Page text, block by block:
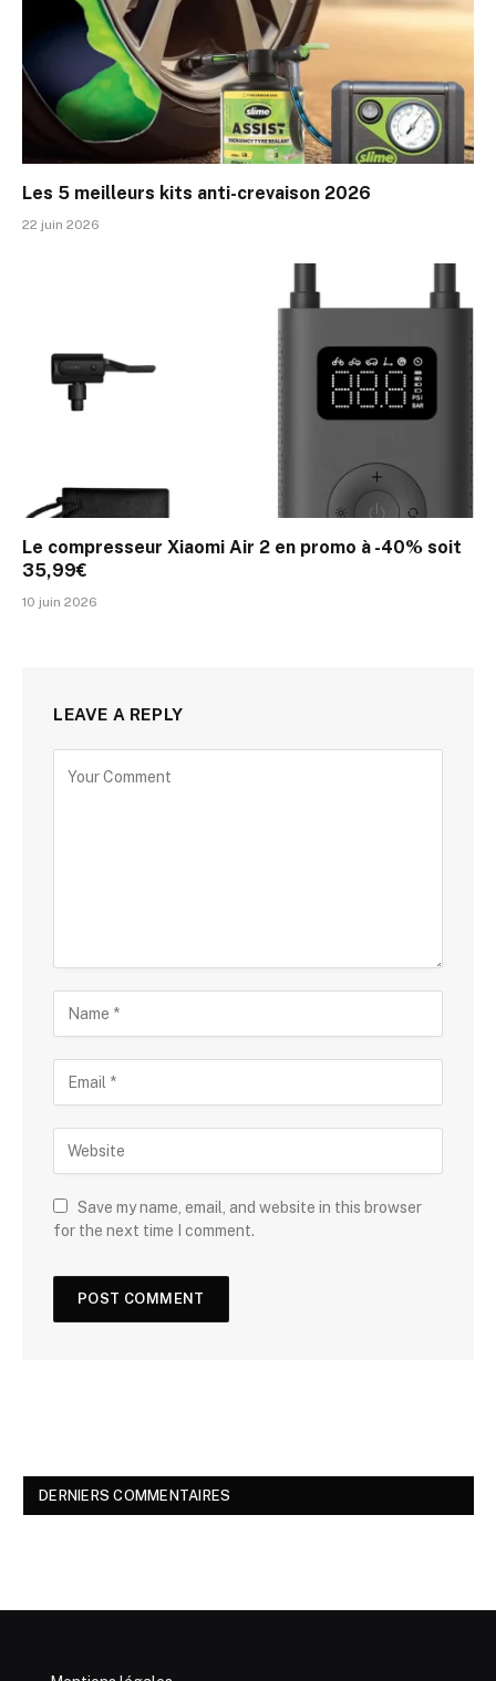
Les 5 meilleurs kits anti-crevaison 2026
22 juin 2026
Le compresseur Xiaomi Air 2 en promo à -40% soit
35,99€
10 juin 2026
LEAVE A REPLY
Save my name, email, and website in this browser
for the next time I comment.
DERNIERS COMMENTAIRES